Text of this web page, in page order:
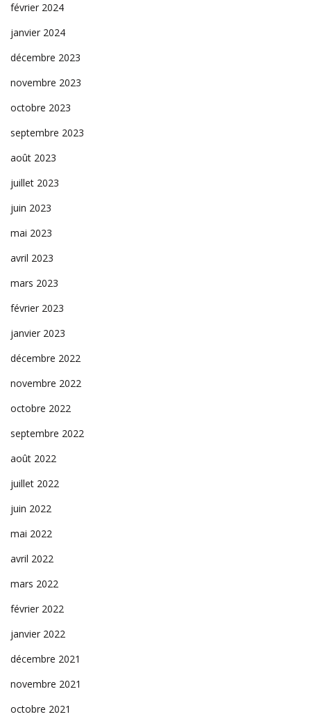
février 2024
janvier 2024
décembre 2023
novembre 2023
octobre 2023
septembre 2023
août 2023
juillet 2023
juin 2023
mai 2023
avril 2023
mars 2023
février 2023
janvier 2023
décembre 2022
novembre 2022
octobre 2022
septembre 2022
août 2022
juillet 2022
juin 2022
mai 2022
avril 2022
mars 2022
février 2022
janvier 2022
décembre 2021
novembre 2021
octobre 2021